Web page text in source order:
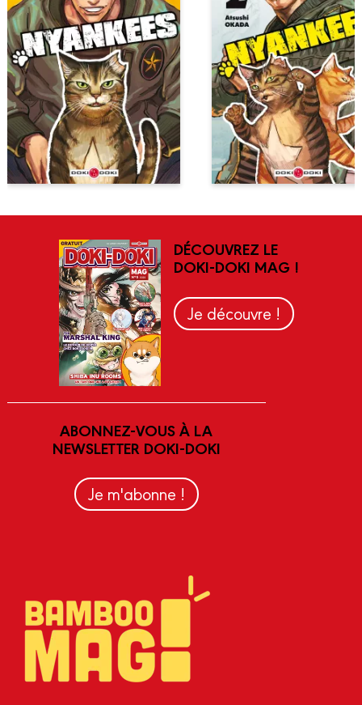
DÉCOUVREZ LE
DOKI-DOKI MAG !
Je découvre !
ABONNEZ-VOUS À LA
NEWSLETTER DOKI-DOKI
Je m'abonne !